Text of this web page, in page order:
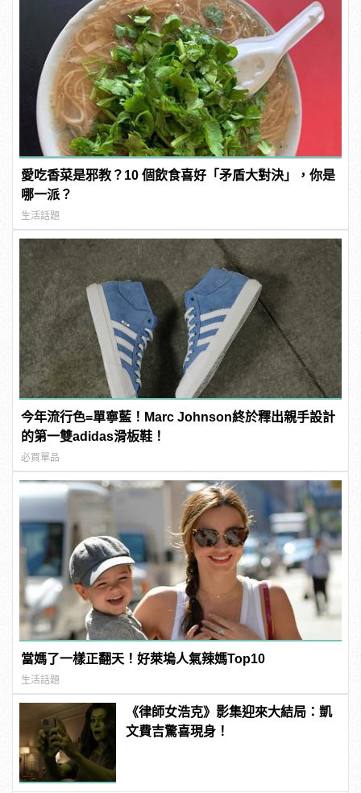
愛吃香菜是邪教？10 個飲食喜好「矛盾大對決」，你是
哪一派？
生活話題
今年流行色=單寧藍！Marc Johnson終於釋出親手設計
的第一雙adidas滑板鞋！
必買單品
當媽了一樣正翻天！好萊塢人氣辣媽Top10
生活話題
《律師女浩克》影集迎來大結局：凱
文費吉驚喜現身！